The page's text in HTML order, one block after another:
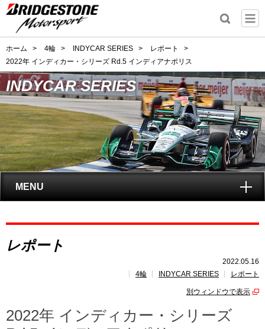
ホーム > 4輪 > INDYCAR SERIES > レポート
>
2022年 インディカー・シリーズ Rd.5 インディアナポリス
INDYCAR SERIES
MENU
INDYCAR SERIES
レポート
2022.05.16
4輪
INDYCAR SERIES レポート
別ウィンドウで表示
2022年 インディカー・シリーズ